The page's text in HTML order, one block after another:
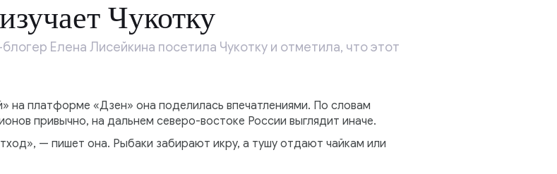
Чукотку
Елена Лисейкина посетила Чукотку и отметила, что этот
на платформе «Дзен» она поделилась впечатлениями. По словам
привычно, на дальнем северо-востоке России выглядит иначе.
— пишет она. Рыбаки забирают икру, а тушу отдают чайкам или